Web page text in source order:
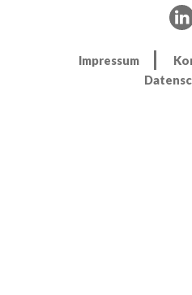
Impressum